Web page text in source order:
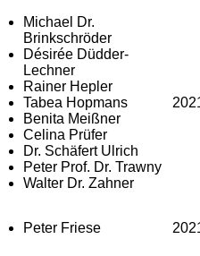
Michael Dr.
Brinkschröder
Désirée Düdder-
Lechner
Rainer Hepler
Tabea Hopmans
Benita Meißner
Celina Prüfer
Dr. Schäfert Ulrich
Peter Prof. Dr. Trawny
Walter Dr. Zahner
Peter Friese